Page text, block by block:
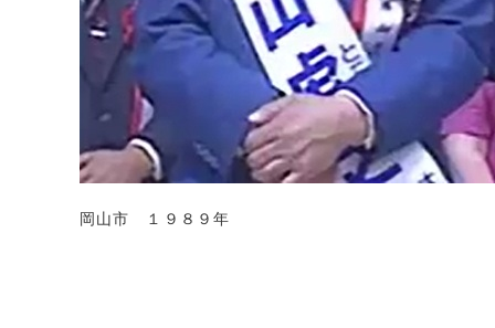
岡山市 １９８９年